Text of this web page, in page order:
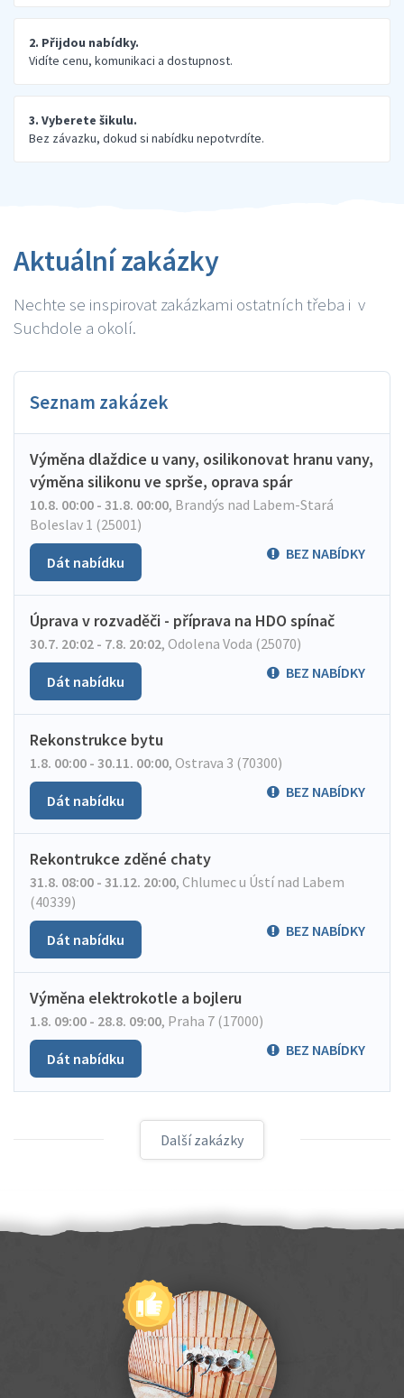
2. Přijdou nabídky.
Vidíte cenu, komunikaci a dostupnost.
3. Vyberete šikulu.
Bez závazku, dokud si nabídku nepotvrdíte.
Aktuální zakázky
Nechte se inspirovat zakázkami ostatních třeba i v
Suchdole a okolí.
Seznam zakázek
Výměna dlaždice u vany, osilikonovat hranu vany,
výměna silikonu ve sprše, oprava spár
10.8. 00:00 - 31.8. 00:00, Brandýs nad Labem-Stará
Boleslav 1 (25001)
BEZ NABÍDKY
Dát nabídku
Úprava v rozvaděči - příprava na HDO spínač
30.7. 20:02 - 7.8. 20:02, Odolena Voda (25070)
BEZ NABÍDKY
Dát nabídku
Rekonstrukce bytu
1.8. 00:00 - 30.11. 00:00, Ostrava 3 (70300)
BEZ NABÍDKY
Dát nabídku
Rekontrukce zděné chaty
31.8. 08:00 - 31.12. 20:00, Chlumec u Ústí nad Labem
(40339)
BEZ NABÍDKY
Dát nabídku
Výměna elektrokotle a bojleru
1.8. 09:00 - 28.8. 09:00, Praha 7 (17000)
BEZ NABÍDKY
Dát nabídku
Další zakázky